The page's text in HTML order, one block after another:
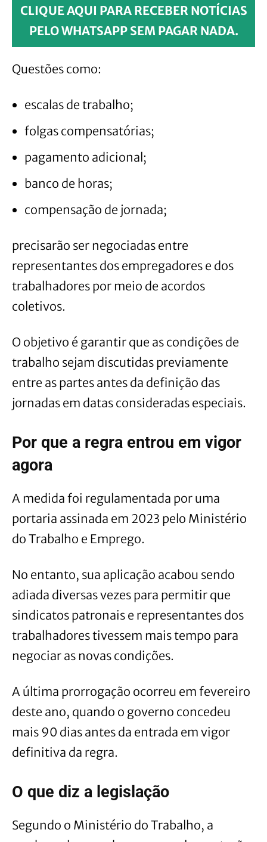
CLIQUE AQUI PARA RECEBER NOTÍCIAS
PELO WHATSAPP SEM PAGAR NADA.
Questões como:
escalas de trabalho;
folgas compensatórias;
pagamento adicional;
banco de horas;
compensação de jornada;
precisarão ser negociadas entre
representantes dos empregadores e dos
trabalhadores por meio de acordos
coletivos.
O objetivo é garantir que as condições de
trabalho sejam discutidas previamente
entre as partes antes da definição das
jornadas em datas consideradas especiais.
Por que a regra entrou em vigor
agora
A medida foi regulamentada por uma
portaria assinada em 2023 pelo Ministério
do Trabalho e Emprego.
No entanto, sua aplicação acabou sendo
adiada diversas vezes para permitir que
sindicatos patronais e representantes dos
trabalhadores tivessem mais tempo para
negociar as novas condições.
A última prorrogação ocorreu em fevereiro
deste ano, quando o governo concedeu
mais 90 dias antes da entrada em vigor
definitiva da regra.
O que diz a legislação
Segundo o Ministério do Trabalho, a